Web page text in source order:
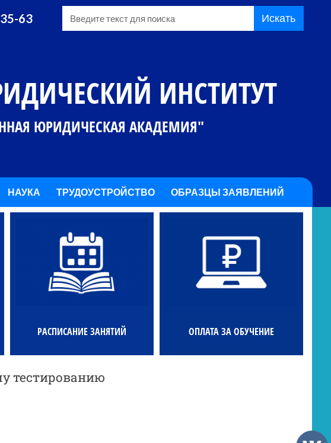
63 Искать
ИНСТИТУТ
ЮРИДИЧЕСКАЯ АКАДЕМИЯ"
НАУКА ТРУДОУСТРОЙСТВО ОБРАЗЦЫ ЗАЯВЛЕНИЙ
РАСПИСАНИЕ ЗАНЯТИЙ ОПЛАТА ЗА ОБУЧЕНИЕ
тестированию